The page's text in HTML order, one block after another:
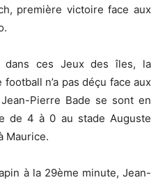
première victoire face aux
ces Jeux des îles, la
n’a pas déçu face aux
Pierre Bade se sont en
de 4 à 0 au stade Auguste
Maurice.
à la 29ème minute, Jean-